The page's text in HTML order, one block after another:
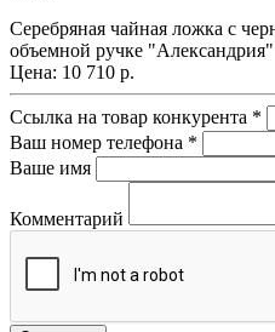
Серебряная чайная ложка с
объемной ручке "Александрия"
Цена: 10 710 р.
Ссылка на товар конкурента *
Ваш номер телефона *
Ваше имя
Комментарий